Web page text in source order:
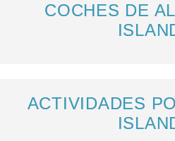
COCHES DE
ACTIVIDADES